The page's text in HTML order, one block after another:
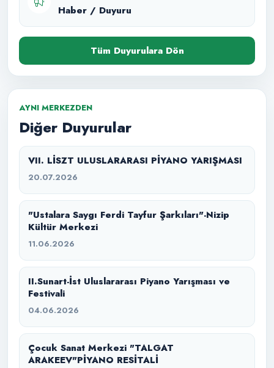
Haber / Duyuru
Tüm Duyurulara Dön
AYNI MERKEZDEN
Diğer Duyurular
VII. LİSZT ULUSLARARASI PİYANO YARIŞMASI
20.07.2026
"Ustalara Saygı Ferdi Tayfur Şarkıları"-Nizip
Kültür Merkezi
11.06.2026
II.Sunart-İst Uluslararası Piyano Yarışması ve
Festivali
04.06.2026
Çocuk Sanat Merkezi "TALGAT
ARAKEEV"PİYANO RESİTALİ